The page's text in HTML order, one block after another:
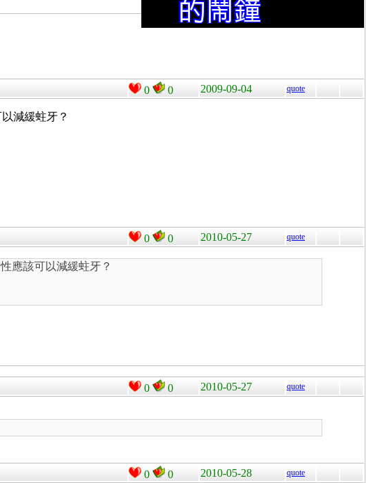
0 0 2009-09-04 quote
減緩蛀牙？
0 0 2010-05-27 quote
應該可以減緩蛀牙？
0 0 2010-05-27 quote
0 0 2010-05-28 quote